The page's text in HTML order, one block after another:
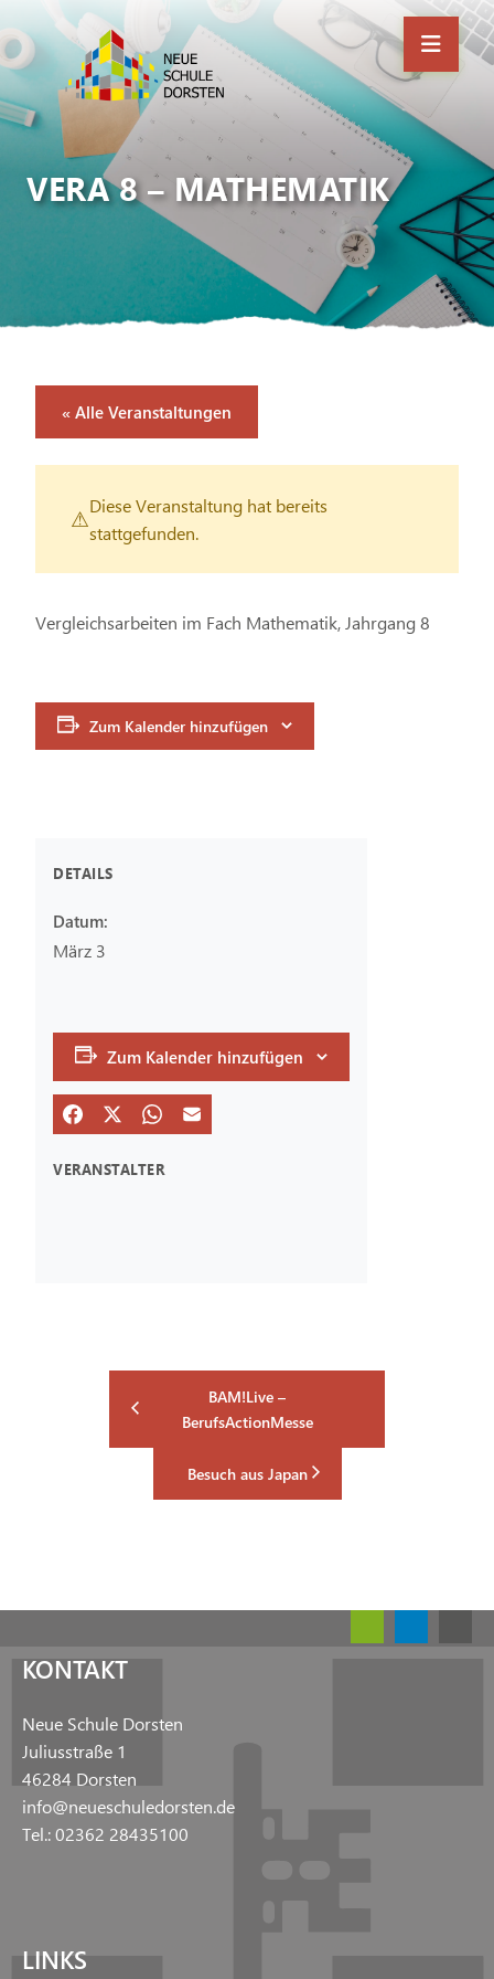
VERA 8 – MATHEMATIK
« Alle Veranstaltungen
Diese Veranstaltung hat bereits
stattgefunden.
Vergleichsarbeiten im Fach Mathematik, Jahrgang 8
Zum Kalender hinzufügen
DETAILS
Datum:
März 3
Zum Kalender hinzufügen
VERANSTALTER
BAM!Live –
BerufsActionMesse
Besuch aus Japan
KONTAKT
Neue Schule Dorsten
Juliusstraße 1
46284 Dorsten
info@neueschuledorsten.de
Tel.: 02362 28435100
LINKS